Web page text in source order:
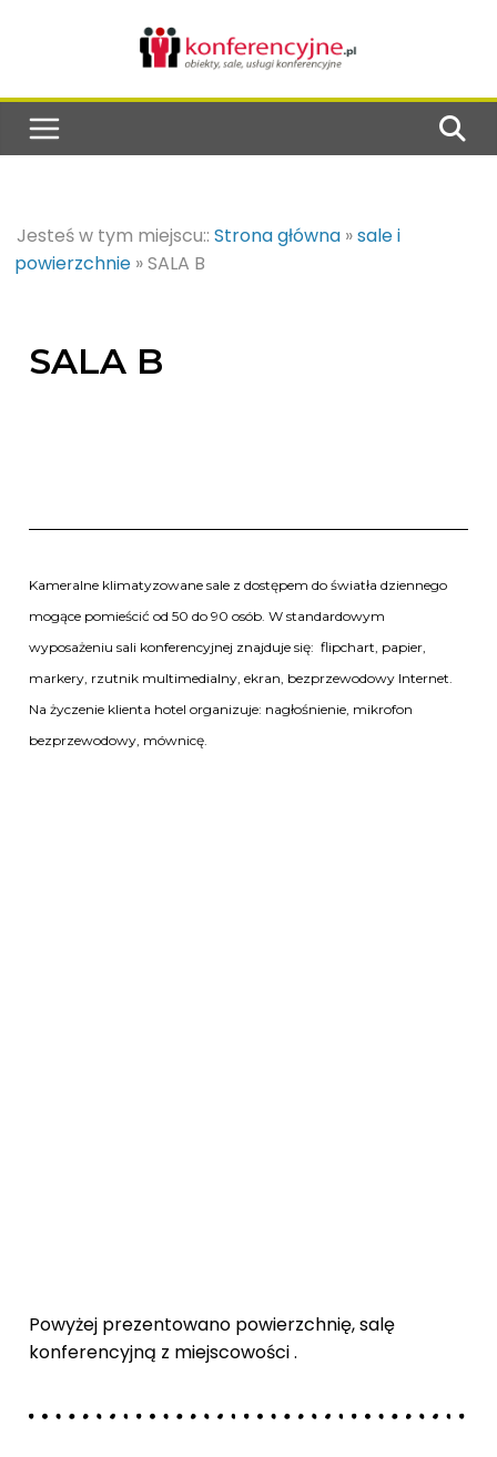
Jesteś w tym miejscu:: Strona główna »sale i
powierzchnie »SALA B
SALA B
Kameralne klimatyzowane sale z dostępem do światła dziennego
mogące pomieścić od 50 do 90 osób. W standardowym
wyposażeniu sali konferencyjnej znajduje się: flipchart, papier,
markery, rzutnik multimedialny, ekran, bezprzewodowy Internet.
Na życzenie klienta hotel organizuje: nagłośnienie, mikrofon
bezprzewodowy, mównicę.
Powyżej prezentowano powierzchnię, salę
konferencyjną z miejscowości .